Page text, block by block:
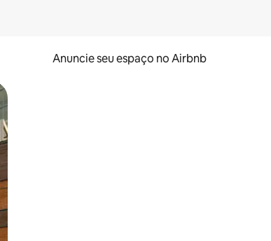
Anuncie seu espaço no Airbnb